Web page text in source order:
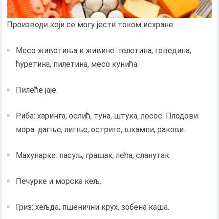
Производи који се могу јести током исхране:
Месо животиња и живине: телетина, говедина,
ћуретина, пилетина, месо кунића.
Пилеће јаје.
Риба: харинга, ослић, туна, штука, лосос. Плодови
мора: дагње, лигње, остриге, шкампи, ракови.
Махунарке: пасуљ, грашак, лећа, сланутак.
Печурке и морска кељ.
Гриз: хељда, пшенични крух, зобена каша.